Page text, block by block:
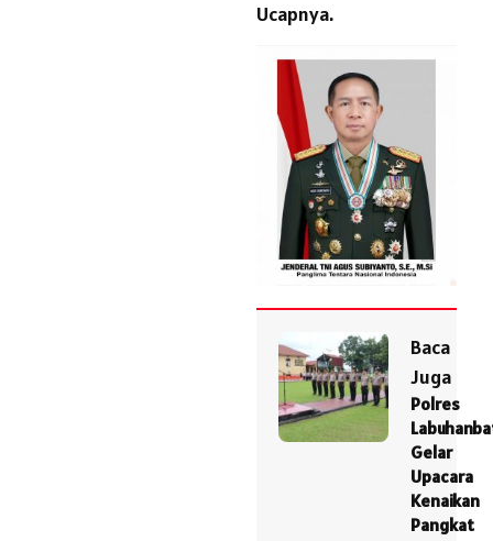
Ucapnya.
Baca
Juga
Polres
Gelar
Upacara
Kenaikan
Pangkat